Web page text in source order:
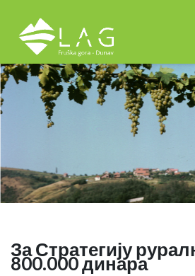
За Стратегију
800.000 динара